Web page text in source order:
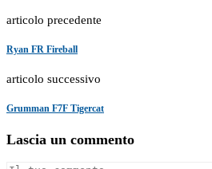
articolo precedente
Ryan FR Fireball
articolo successivo
Grumman F7F Tigercat
Lascia un commento